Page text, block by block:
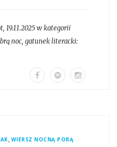
, 19.11.2025 w kategorii
noc, gatunek literacki:
, WIERSZ NOCNĄ PORĄ